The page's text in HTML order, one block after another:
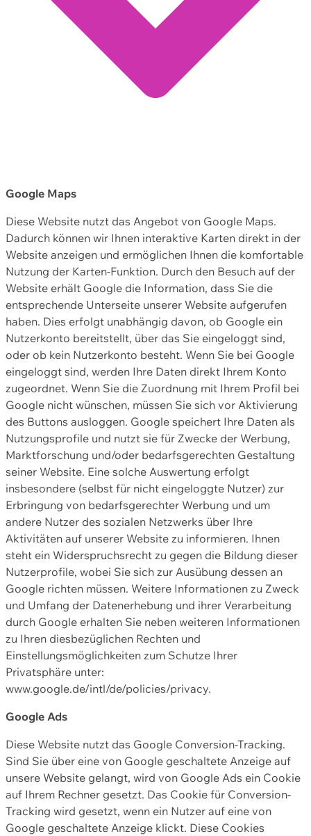
Google Maps
Diese Website nutzt das Angebot von Google Maps.
Dadurch können wir Ihnen interaktive Karten direkt in der
Website anzeigen und ermöglichen Ihnen die komfortable
Nutzung der Karten-Funktion. Durch den Besuch auf der
Website erhält Google die Information, dass Sie die
entsprechende Unterseite unserer Website aufgerufen
haben. Dies erfolgt unabhängig davon, ob Google ein
Nutzerkonto bereitstellt, über das Sie eingeloggt sind,
oder ob kein Nutzerkonto besteht. Wenn Sie bei Google
eingeloggt sind, werden Ihre Daten direkt Ihrem Konto
zugeordnet. Wenn Sie die Zuordnung mit Ihrem Profil bei
Google nicht wünschen, müssen Sie sich vor Aktivierung
des Buttons ausloggen. Google speichert Ihre Daten als
Nutzungsprofile und nutzt sie für Zwecke der Werbung,
Marktforschung und/oder bedarfsgerechten Gestaltung
seiner Website. Eine solche Auswertung erfolgt
insbesondere (selbst für nicht eingeloggte Nutzer) zur
Erbringung von bedarfsgerechter Werbung und um
andere Nutzer des sozialen Netzwerks über Ihre
Aktivitäten auf unserer Website zu informieren. Ihnen
steht ein Widerspruchsrecht zu gegen die Bildung dieser
Nutzerprofile, wobei Sie sich zur Ausübung dessen an
Google richten müssen. Weitere Informationen zu Zweck
und Umfang der Datenerhebung und ihrer Verarbeitung
durch Google erhalten Sie neben weiteren Informationen
zu Ihren diesbezüglichen Rechten und
Einstellungsmöglichkeiten zum Schutze Ihrer
Privatsphäre unter:
www.google.de/intl/de/policies/privacy.
Google Ads
Diese Website nutzt das Google Conversion-Tracking.
Sind Sie über eine von Google geschaltete Anzeige auf
unsere Website gelangt, wird von Google Ads ein Cookie
auf Ihrem Rechner gesetzt. Das Cookie für Conversion-
Tracking wird gesetzt, wenn ein Nutzer auf eine von
Google geschaltete Anzeige klickt. Diese Cookies